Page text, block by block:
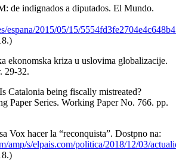
de indignados a diputados. El Mundo.
espana/2015/05/15/
ekonomska kriza u uslovima globalizacije.
29-32.
Catalonia being fiscally mistreated?
Paper Series. Working Paper No. 766. pp.
Vox hacer la “reconquista”. Dostpno na:
amp/s/elpais.com/politica/2018/12/03/